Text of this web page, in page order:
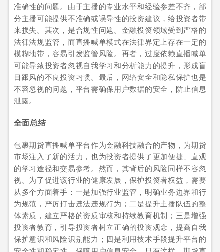
准确性的问题。由于主播的专业水平和经验参差不齐，部
分主播可能提供不准确或误导性的投资建议，给投资者带
来损失。其次，是合规性问题。金融投资领域受到严格的
法律法规监管，而直播喊单模式在法律界定上存在一定的
模糊地带，容易引发监管风险。再者，过度依赖直播喊单
可能导致投资者忽视自我学习和分析能力的提升，形成盲
目跟风的不良投资习惯。最后，网络安全和隐私保护也是
不容忽视的问题，平台需确保用户数据的安全，防止信息
泄露。
全面总结
包裹期货直播喊单平台作为金融科技融合的产物，为期货
市场注入了新的活力，也为投资者提供了更加便捷、直观
的学习途径和交易参考。然而，其背后的风险同样不容忽
视。为了促进该行业的健康发展，保护投资者权益，需要
从多个方面着手：一是加强行业监管，明确业务边界和行
为规范，严厉打击违法违规行为；二是提升主播队伍的整
体素质，建立严格的资质审核和持续教育机制；三是增强
投资者教育，引导投资者树立正确的投资观念，提高自我
保护意识和风险识别能力；四是利用技术手段提升平台的